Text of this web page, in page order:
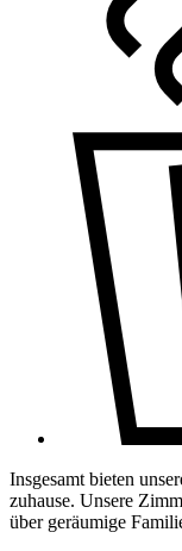
Insgesamt bieten
zuhause. Unsere
über geräumige